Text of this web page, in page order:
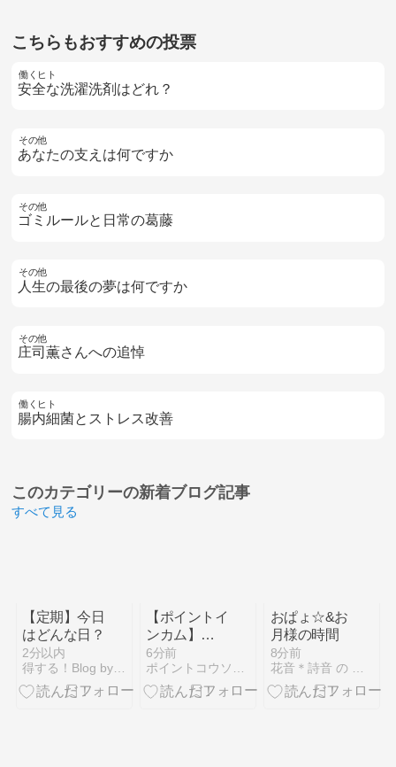
こちらもおすすめの投票
働くヒト
安全な洗濯洗剤はどれ？
その他
あなたの支えは何ですか
その他
ゴミルールと日常の葛藤
その他
人生の最後の夢は何ですか
その他
庄司薫さんへの追悼
働くヒト
腸内細菌とストレス改善
このカテゴリーの新着ブログ記事
すべて見る
【定期】今日
はどんな日？
2分以内
得する！Blog by netdekozukai.info
【ポイントイ
ンカム】
Water Sort
Puzzleは5日
でクリアしま
6分前
ポイントコウソウエンジン！
おぱょ☆&お
月様の時間
8分前
花音＊詩音 の ぽこあぽこどろっぷ